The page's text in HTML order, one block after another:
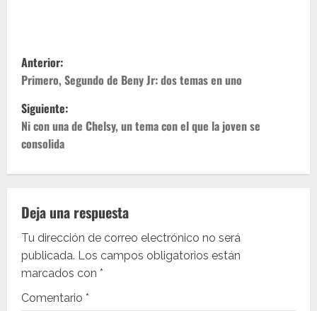
N
a
v
e
g
a
c
i
ó
Anterior:
Primero, Segundo de Beny Jr: dos temas en uno
Siguiente:
Ni con una de Chelsy, un tema con el que la joven se
consolida
Deja una respuesta
Tu dirección de correo electrónico no será
publicada. Los campos obligatorios están
marcados con *
Comentario *